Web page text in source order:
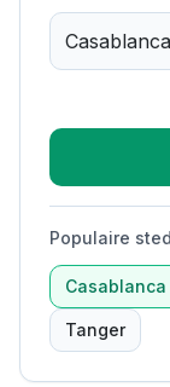
Populaire
Casablanca
Tanger